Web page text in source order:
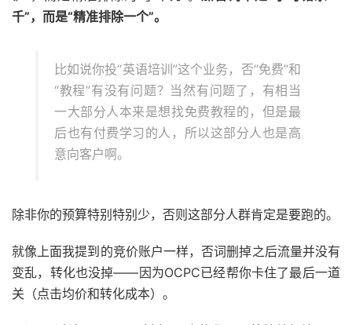
千”，而是“精准排除一个”。
比如说你投“英语培训”这个业务，否“免费”和
“教程”有没有问题？当然有问题了，有相当
一大部分人本来是想找免费教程的，但是最
后也有付费学习的人，所以这部分人也是高
意向客户啊。
除非你的预算特别特别少，否则这部分人群肯定是要跑的。
就像上面我提到的竞价账户一样，否词删掉之后流量并没有
变乱，转化也没掉——因为OCPC已经帮你卡住了最后一道
关（点击均价和转化成本）。